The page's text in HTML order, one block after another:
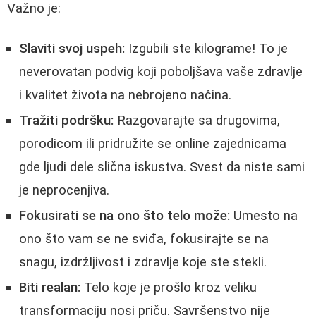
Važno je:
Slaviti svoj uspeh: Izgubili ste kilograme! To je
neverovatan podvig koji poboljšava vaše zdravlje
i kvalitet života na nebrojeno načina.
Tražiti podršku: Razgovarajte sa drugovima,
porodicom ili pridružite se online zajednicama
gde ljudi dele slična iskustva. Svest da niste sami
je neprocenjiva.
Fokusirati se na ono što telo može: Umesto na
ono što vam se ne sviđa, fokusirajte se na
snagu, izdržljivost i zdravlje koje ste stekli.
Biti realan: Telo koje je prošlo kroz veliku
transformaciju nosi priču. Savršenstvo nije